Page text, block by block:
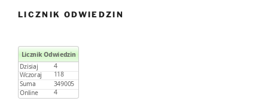
LICZNIK ODWIEDZIN